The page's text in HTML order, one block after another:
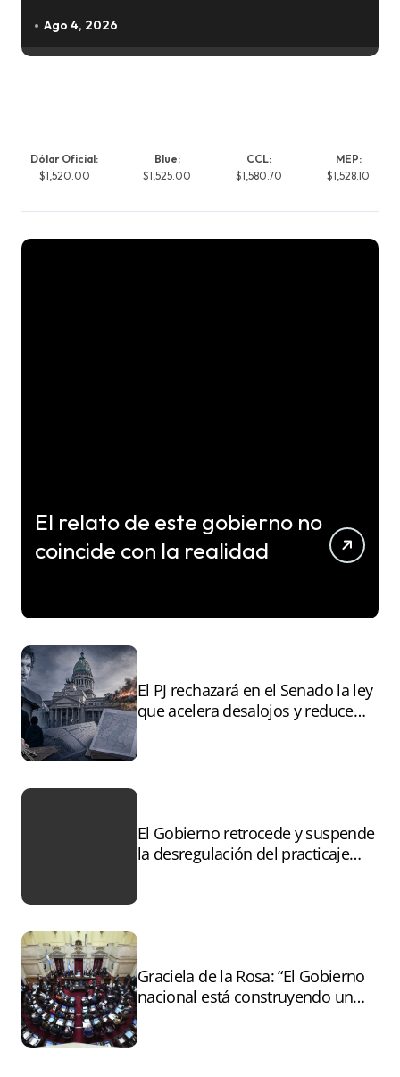
Ago 4, 2026
Dólar Oficial:
$1,520.00
Blue:
$1,525.00
CCL:
$1,580.70
MEP:
$1,528.10
El relato de este gobierno no
coincide con la realidad
El PJ rechazará en el Senado la ley
que acelera desalojos y reduce
El Gobierno retrocede y suspende
la desregulación del practicaje
Graciela de la Rosa: “El Gobierno
nacional está construyendo un